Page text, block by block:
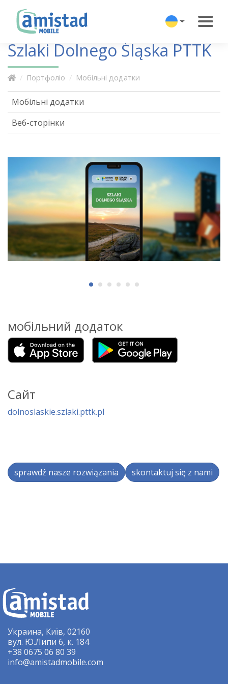
Szlaki Dolnego Śląska PTTK
Портфоліо Мобільні додатки
мобільний додаток
Сайт
dolnoslaskie.szlaki.pttk.pl
sprawdź nasze rozwiązania skontaktuj się z nami
Мобільні додатки
Веб-сторінки
Украина, Київ, 02160
вул. Ю.Липи 6, к. 184
+38 0675 06 80 39
info@amistadmobile.com